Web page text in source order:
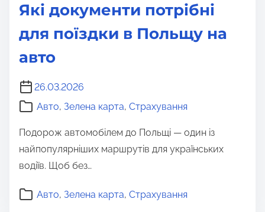
Які документи потрібні
для поїздки в Польщу на
авто
26.03.2026
Авто, Зелена карта, Страхування
Подорож автомобілем до Польщі — один із
найпопулярніших маршрутів для українських
водіїв. Щоб без…
Авто, Зелена карта, Страхування